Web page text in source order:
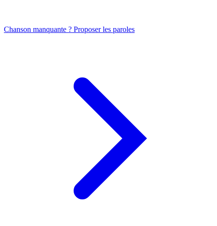
Chanson manquante ? Proposer les paroles